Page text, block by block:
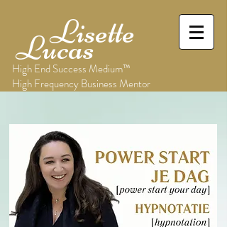
Lisette
Lucas
High End Success Medium™
High Frequency Business Mentor